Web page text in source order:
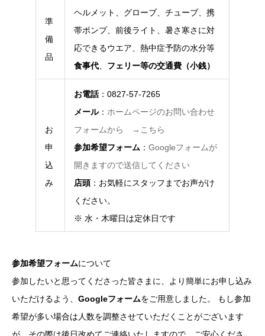
準
備
品
ヘルメット、グローブ、チューブ、携
帯ポンプ、前後ライト、暑さ寒さに対
応できるウエア、熱中症予防の水分等
食事代、 フェリー等の交通費（小銭）
お
申
込
み
お電話：0827-57-7265
メール： ホームページのお問い合わせ
フォームから →こちら
参加希望フォーム ： Googleフォームが
開きますので送信してください
店頭 ：お気軽にスタッフまでお声がけ
ください。
※ 水・木曜日は定休日です
参加希望フォームについて
参加したいと思ってくださった皆さまに、より簡単にお申し込み
いただけるよう、 Googleフォームをご用意しました。 もし参加
希望が多い場合は人数を調整させていただくことがございます